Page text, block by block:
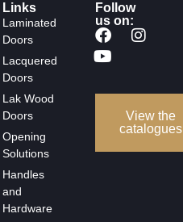
Links
Laminated
Doors
Lacquered
Doors
Lak Wood
Doors
Opening
Solutions
Handles
and
Hardware
Follow
us on:
View the
catalogues